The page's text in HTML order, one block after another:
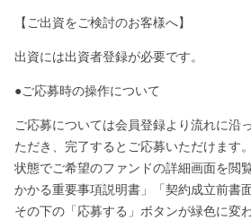
【ご出資をご検討のお客様
出資には出資者登録が必要です。
●ご応募時の操作について
ご応募については会員登録より流れに沿
ただき、完了するとご応募いただけます
状態でご希望のファンドの詳細画面を閲
かかる重要事項説明書」「契約成立前書
その下の「応募する」ボタンが緑色に変